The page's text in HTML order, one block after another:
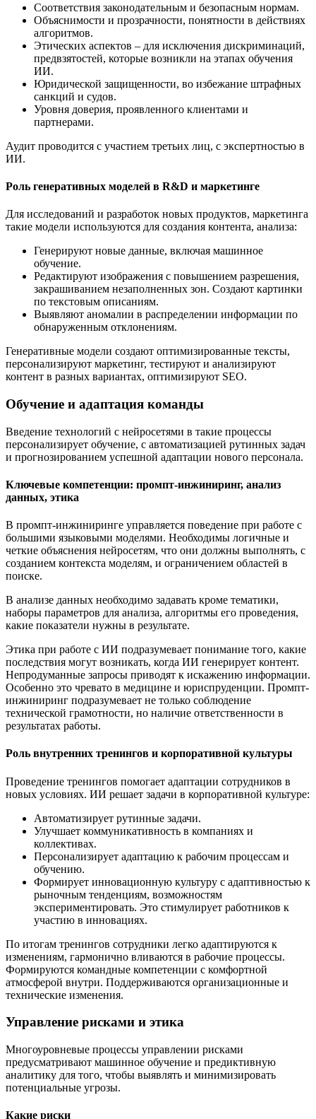
Соответствия законодательным и безопасным нормам.
Объяснимости и прозрачности, понятности в действиях
алгоритмов.
Этических аспектов – для исключения дискриминаций,
предвзятостей, которые возникли на этапах обучения
ИИ.
Юридической защищенности, во избежание штрафных
санкций и судов.
Уровня доверия, проявленного клиентами и
партнерами.
Аудит проводится с участием третьих лиц, с экспертностью в
ИИ.
Роль генеративных моделей в R&D и маркетинге
Для исследований и разработок новых продуктов, маркетинга
такие модели используются для создания контента, анализа:
Генерируют новые данные, включая машинное
обучение.
Редактируют изображения с повышением разрешения,
закрашиванием незаполненных зон. Создают картинки
по текстовым описаниям.
Выявляют аномалии в распределении информации по
обнаруженным отклонениям.
Генеративные модели создают оптимизированные тексты,
персонализируют маркетинг, тестируют и анализируют
контент в разных вариантах, оптимизируют SEO.
Обучение и адаптация команды
Введение технологий с нейросетями в такие процессы
персонализирует обучение, с автоматизацией рутинных задач
и прогнозированием успешной адаптации нового персонала.
Ключевые компетенции: промпт-инжиниринг, анализ
данных, этика
В промпт-инжиниринге управляется поведение при работе с
большими языковыми моделями. Необходимы логичные и
четкие объяснения нейросетям, что они должны выполнять, с
созданием контекста моделям, и ограничением областей в
поиске.
В анализе данных необходимо задавать кроме тематики,
наборы параметров для анализа, алгоритмы его проведения,
какие показатели нужны в результате.
Этика при работе с ИИ подразумевает понимание того, какие
последствия могут возникать, когда ИИ генерирует контент.
Непродуманные запросы приводят к искажению информации.
Особенно это чревато в медицине и юриспруденции. Промпт-
инжиниринг подразумевает не только соблюдение
технической грамотности, но наличие ответственности в
результатах работы.
Роль внутренних тренингов и корпоративной культуры
Проведение тренингов помогает адаптации сотрудников в
новых условиях. ИИ решает задачи в корпоративной культуре:
Автоматизирует рутинные задачи.
Улучшает коммуникативность в компаниях и
коллективах.
Персонализирует адаптацию к рабочим процессам и
обучению.
Формирует инновационную культуру с адаптивностью к
рыночным тенденциям, возможностям
экспериментировать. Это стимулирует работников к
участию в инновациях.
По итогам тренингов сотрудники легко адаптируются к
изменениям, гармонично вливаются в рабочие процессы.
Формируются командные компетенции с комфортной
атмосферой внутри. Поддерживаются организационные и
технические изменения.
Управление рисками и этика
Многоуровневые процессы управлении рисками
предусматривают машинное обучение и предиктивную
аналитику для того, чтобы выявлять и минимизировать
потенциальные угрозы.
Какие риски